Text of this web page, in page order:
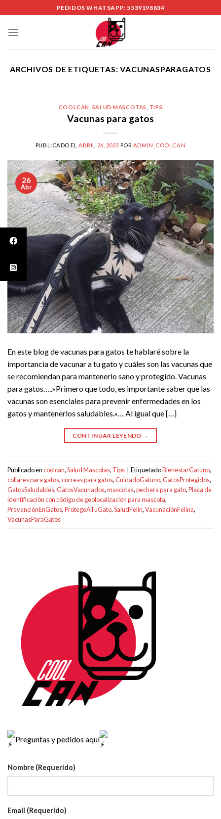
to
content
PEDIDOS WHATSAPP: 5539198834
ARCHIVOS DE ETIQUETAS:VACUNASPARAGATOS
COOLCAN SALUD MASCOTAS TIPS
Vacunas para gatos
PUBLICADO EL ABRIL 26, 2023 POR ADMIN_COOLCAN
26
Abr
En este blog de vacunas para gatos te hablaré sobre la
importancia de vacunar a tu gato y cuáles son las vacunas que
se recomiendan para mantenerlo sano y protegido. Vacunas
para gatos…..»Primero que todo, es importante saber que las
vacunas son esenciales para prevenir enfermedades en los
gatos y mantenerlos saludables.»… Al igual que […]
CONTINUAR LEYENDO →
Publicado encoolcan,Salud Mascotas, Tips | EtiquetadoBienestarGatuno,
collares para gatos,correas para gatos,CuidadoGatuno,GatosProtegidos,
GatosSaludables,GatosVacunados,mascotas,pechera para gato,Placa de
identificación con código de geolocalización para mascota,
PrevenciónEnGatos,ProtegeATuGato,SaludFelin,VacunaciónFelina,
VacunasParaGatos
Preguntas y pedidos aquí
Nombre (Requerido)
Email (Requerido)